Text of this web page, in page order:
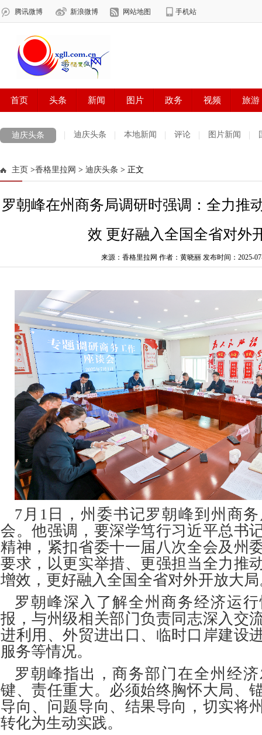
迪庆头条 迪庆头条 本地新闻 评论 图片新闻
主页 >香格里拉网 > 迪庆头条 > 正文
罗朝峰在州商务局调研时强调：全力推
效 更好融入全国全省对外
来源：香格里拉网 作者：黄晓丽 发布时间：2025-
7月1日，州委书记罗朝峰到州商
会。他强调，要深学笃行习近平总书
精神，紧扣省委十一届八次全会及州
要求，以更实举措、更强担当全力推
增效，更好融入全国全省对外开放大
罗朝峰深入了解全州商务经济运
报，与州级相关部门负责同志深入交
进利用、外贸进出口、临时口岸建设
服务等情况。
罗朝峰指出，商务部门在全州经
键、责任重大。必须始终胸怀大局、
导向、问题导向、结果导向，切实将
转化为生动实践。